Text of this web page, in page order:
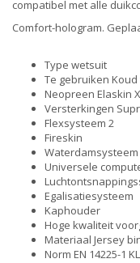
compatibel met alle
Comfort-hologram.
Type wetsuit
Te gebruiken
Neopreen Elaskin
Versterkingen
Flexsysteem 2
Fireskin
Waterdamsysteem
Universele
Egalisatiesysteem
Kaphouder
Hoge kwaliteit
Materiaal Jersey
Norm EN 14225-1